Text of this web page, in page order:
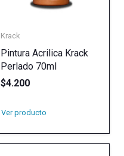
Krack
Pintura Acrilica Krack
Perlado 70ml
$4.200
Ver producto